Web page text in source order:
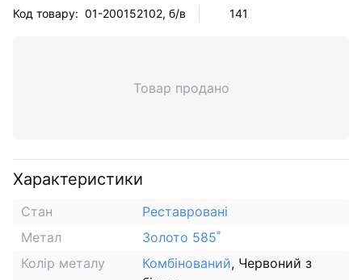
Код товару: 01-200152102, б/в 141
Товар продано
Характеристики
Стан
Реставровані
Метал
Золото 585˚
Колір металу
Комбінований, Червоний з